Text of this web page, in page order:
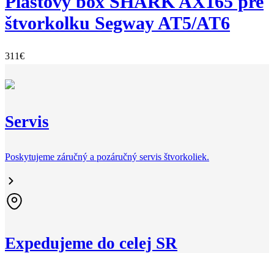
štvorkolku Segway AT5/AT6
311€
Servis
Poskytujeme záručný a pozáručný servis štvorkoliek.
Expedujeme do celej SR